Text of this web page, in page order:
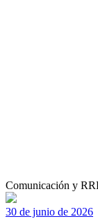
Comunicación y
30 de junio de 2026